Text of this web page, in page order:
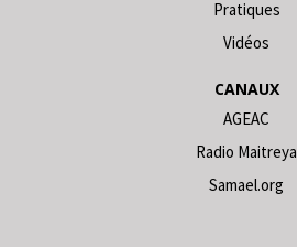
Pratiques
Vidéos
CANAUX
AGEAC
Radio Maitreya
Samael.org